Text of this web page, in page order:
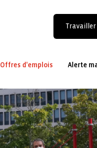
Travailler
Offres d'emplois Alerte